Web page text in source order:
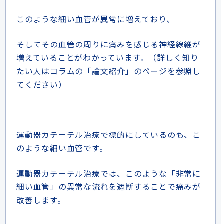
このような細い血管が異常に増えており、
そしてその血管の周りに痛みを感じる神経線維が
増えていることがわかっています。（詳しく知り
たい人はコラムの「論文紹介」のページを参照し
てください）
運動器カテーテル治療で標的にしているのも、こ
のような細い血管です。
運動器カテーテル治療では、このような「非常に
細い血管」の異常な流れを遮断することで痛みが
改善します。